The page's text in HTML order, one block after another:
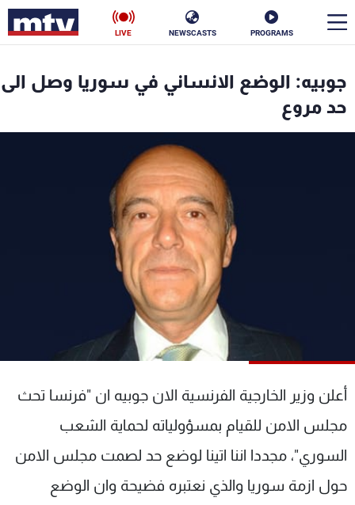
PROGRAMS
NEWSCASTS
LIVE
جوبيه: الوضع الانساني في سوريا وصل الى
حد مروع
أعلن وزير الخارجية الفرنسية الان جوبيه ان "فرنسا تحث
مجلس الامن للقيام بمسؤولياته لحماية الشعب
السوري"، مجددا اننا اتينا لوضع حد لصمت مجلس الامن
حول ازمة سوريا والذي نعتبره فضيحة وان الوضع
الأخبار
ناس
رياضة
الترددات
الإنـتـاج
لاعلاناتكم
تواصل معنا
شروط الإسـتخدام
سياسة الخصوصية